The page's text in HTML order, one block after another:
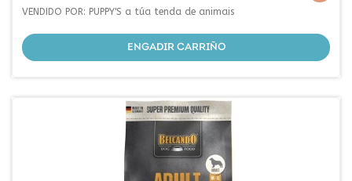
VENDIDO POR: PUPPY'S a túa tenda de animais
ENGADIR CARRIÑO